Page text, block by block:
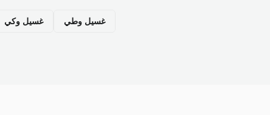
غسيل وطي غسيل وكي